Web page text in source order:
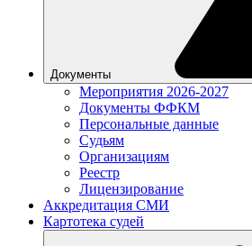
Документы
Мероприятия 2026-2027
Документы ФФКМ
Персональные данные
Судьям
Организациям
Реестр
Лицензирование
Аккредитация СМИ
Картотека судей